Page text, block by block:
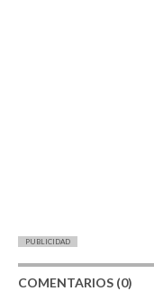
PUBLICIDAD
COMENTARIOS (0)